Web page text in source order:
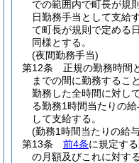
での範囲内で町長が規
日勤務手当として支給す
て町長が規則で定める
同様とする。
(夜間勤務手当)
第12条
正規の勤務時間
までの間に勤務するこ
勤務した全時間に対し
る勤務1時間当たりの
して支給する。
(勤務1時間当たりの給
第13条
前4条に規定す
の月額及びこれに対す